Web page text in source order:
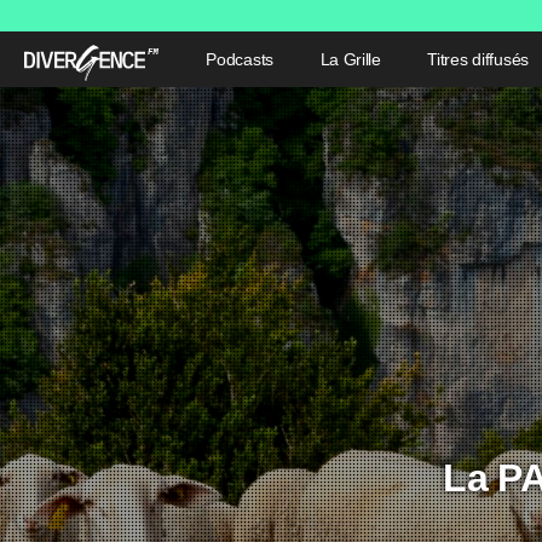
Podcasts La Grille Titres diffusés
La